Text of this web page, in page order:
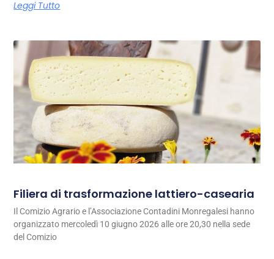
Leggi Tutto
Filiera di trasformazione lattiero-casearia
Il Comizio Agrario e l’Associazione Contadini Monregalesi hanno
organizzato mercoledì 10 giugno 2026 alle ore 20,30 nella sede
del Comizio